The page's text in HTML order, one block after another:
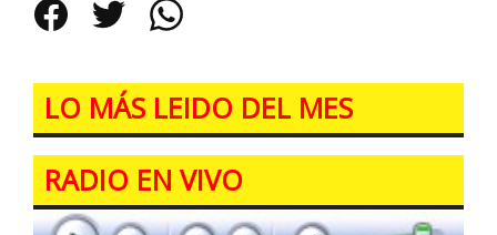
FacebookTwitterWhatsApp
LO MÁS LEIDO DEL MES
RADIO EN VIVO